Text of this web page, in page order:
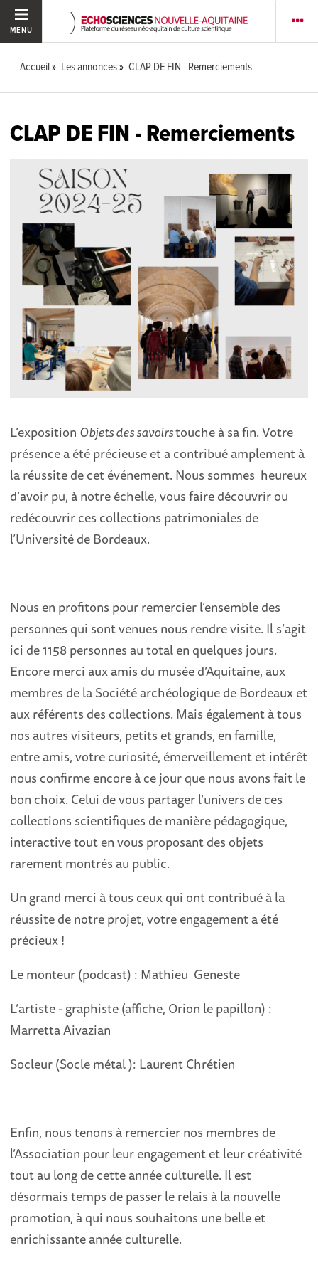
MENU
Accueil Les annonces CLAP DE FIN - Remerciements
CLAP DE FIN - Remerciements
L’exposition Objets des savoirstouche à sa fin. Votre
présence a été précieuse et a contribué amplement à
la réussite de cet événement. Nous sommes heureux
d’avoir pu, à notre échelle, vous faire découvrir ou
redécouvrir ces collections patrimoniales de
l’Université de Bordeaux.
Nous en profitons pour remercier l’ensemble des
personnes qui sont venues nous rendre visite. Il s’agit
ici de 1158 personnes au total en quelques jours.
Encore merci aux amis du musée d’Aquitaine, aux
membres de la Société archéologique de Bordeaux et
aux référents des collections. Mais également à tous
nos autres visiteurs, petits et grands, en famille,
entre amis, votre curiosité, émerveillement et intérêt
nous confirme encore à ce jour que nous avons fait le
bon choix. Celui de vous partager l’univers de ces
collections scientifiques de manière pédagogique,
interactive tout en vous proposant des objets
rarement montrés au public.
Un grand merci à tous ceux qui ont contribué à la
réussite de notre projet, votre engagement a été
précieux !
Le monteur (podcast) : Mathieu Geneste
L’artiste - graphiste (affiche, Orion le papillon) :
Marretta Aivazian
Socleur (Socle métal ): Laurent Chrétien
Enfin, nous tenons à remercier nos membres de
l’Association pour leur engagement et leur créativité
tout au long de cette année culturelle. Il est
désormais temps de passer le relais à la nouvelle
promotion, à qui nous souhaitons une belle et
enrichissante année culturelle.